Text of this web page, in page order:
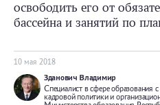
освободить его от
бассейна и занятий по
10 мая 2018
Зданович Владимир
Специалист в сфере образования
кадровой политики и